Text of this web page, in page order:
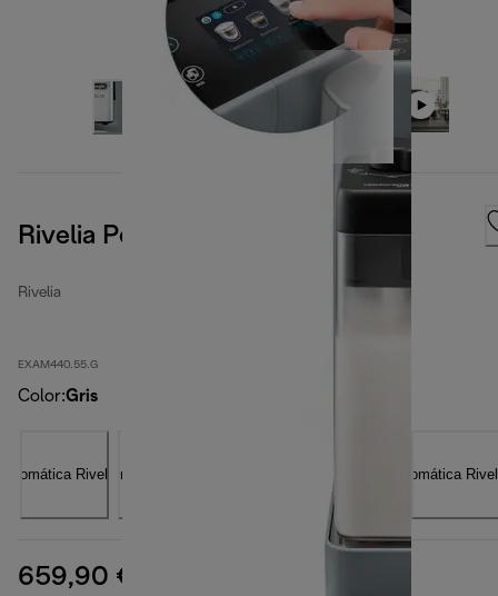
Rivelia Pebble Grey
Rivelia
EXAM440.55.G
Color:Gris
659,90 €